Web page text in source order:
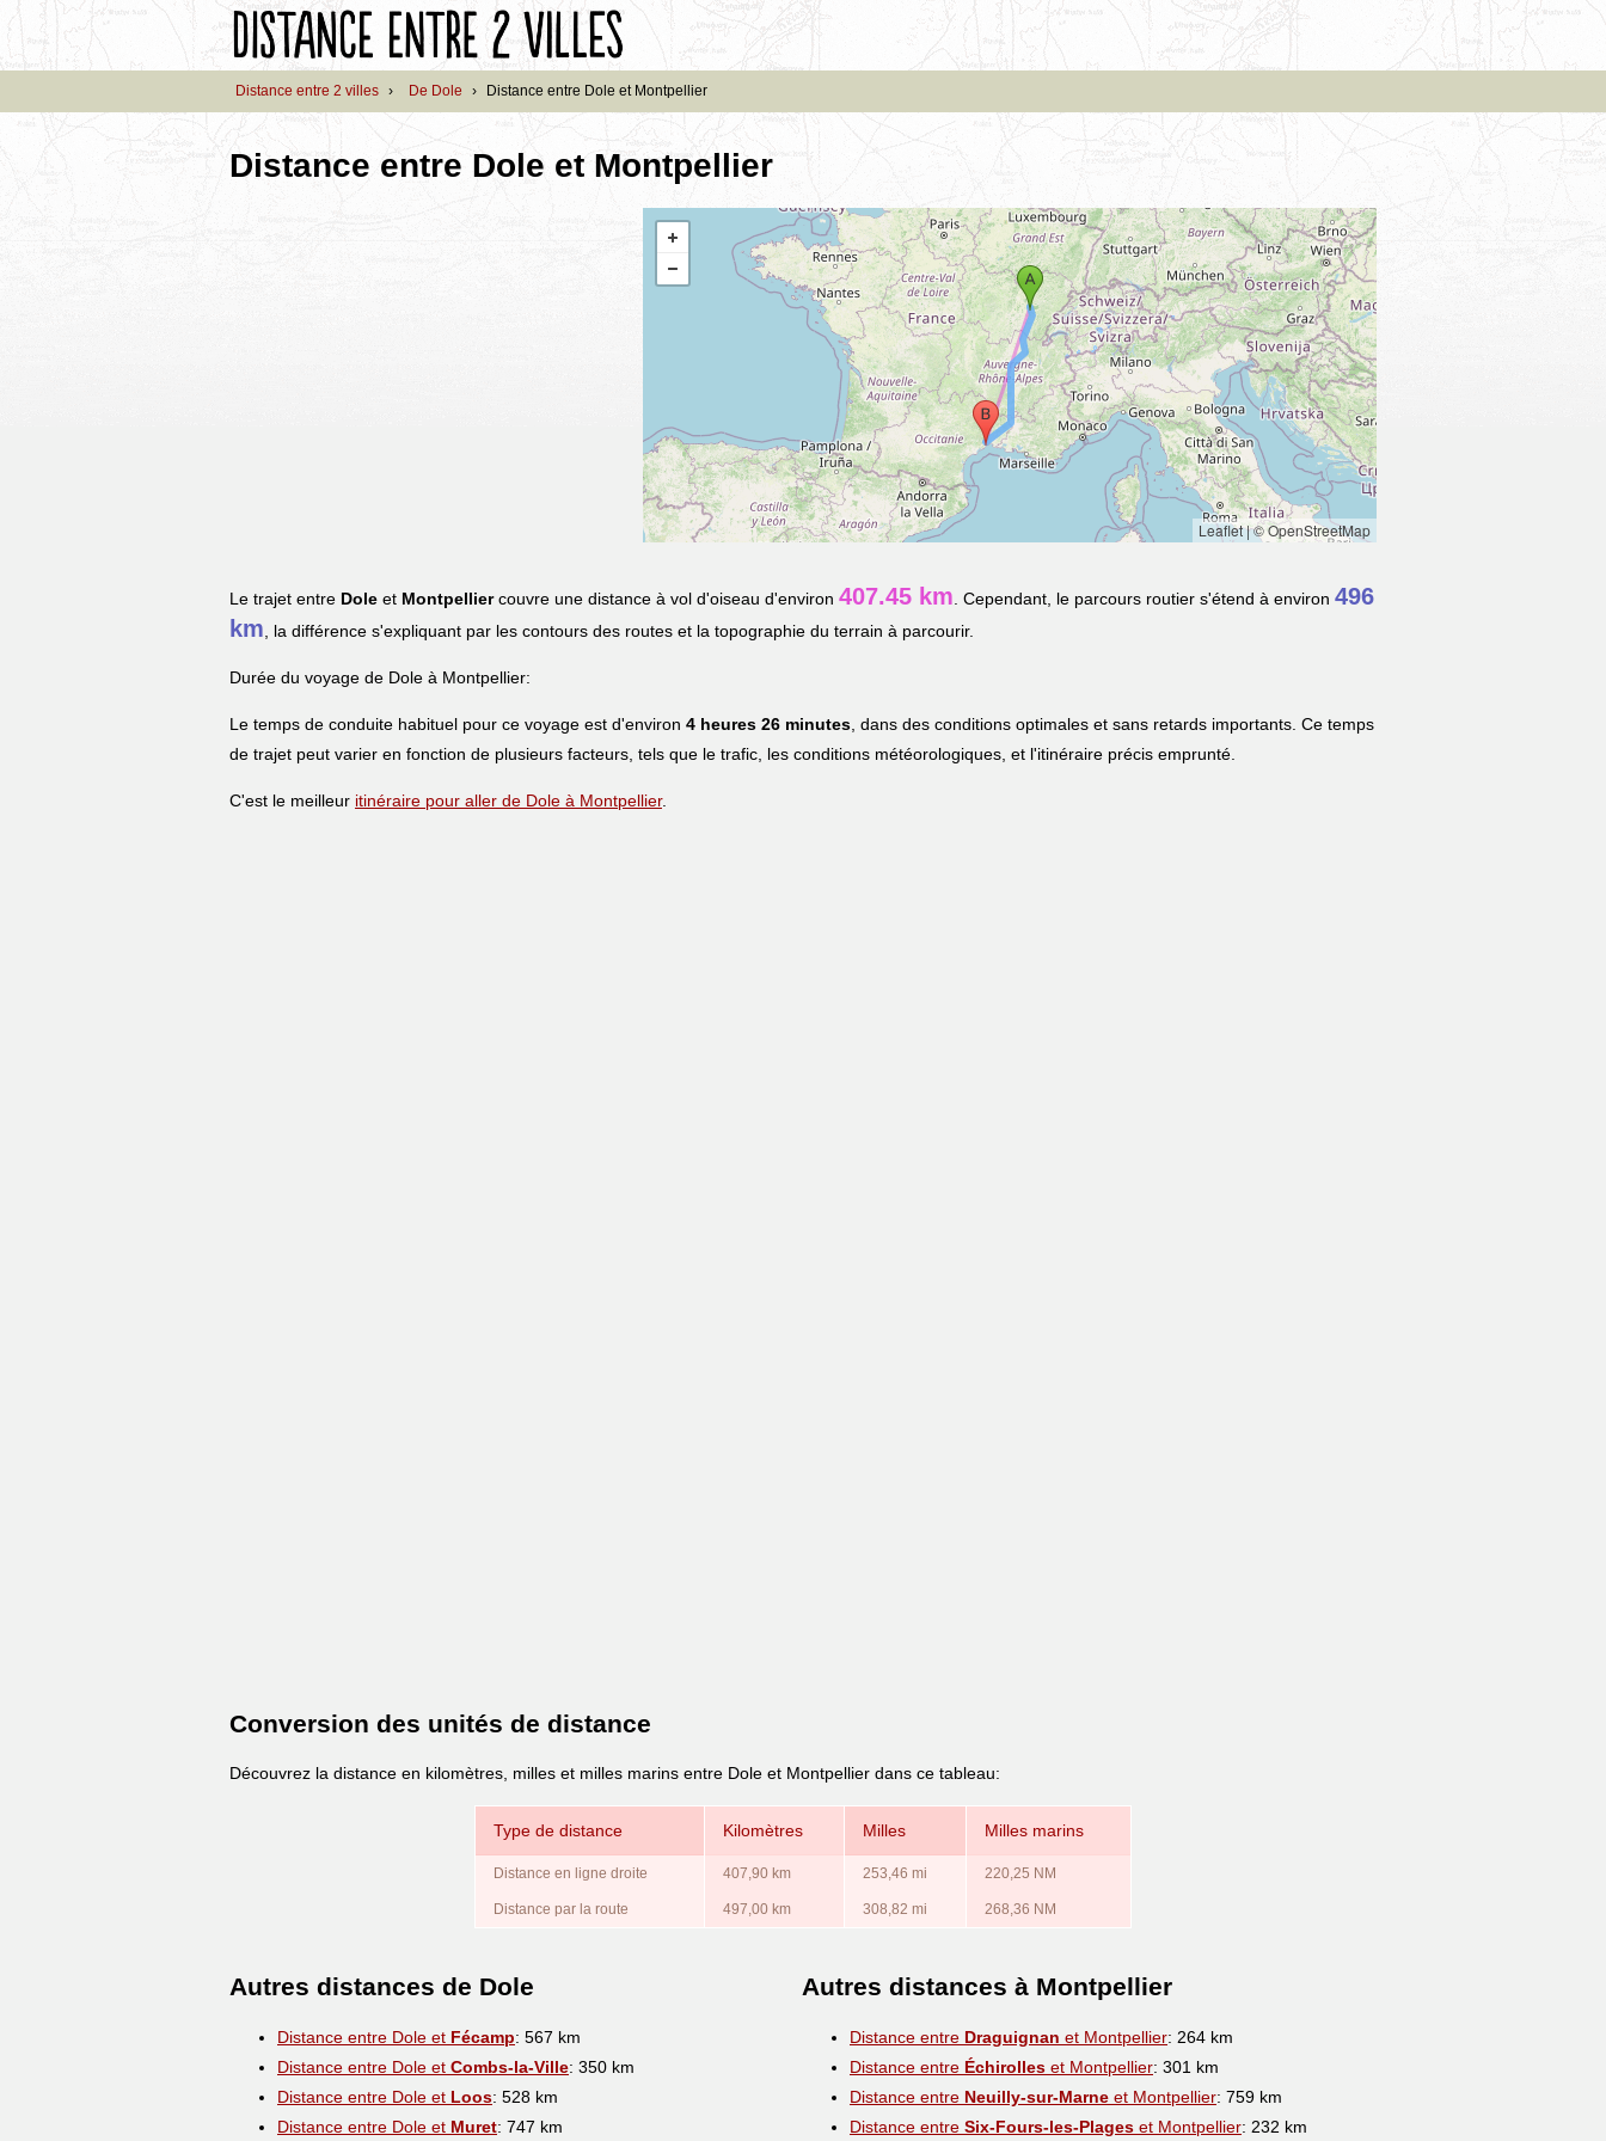
Distance entre 2 villes › De Dole › Distance entre Dole et Montpellier
Distance entre Dole et Montpellier
Leaflet|© OpenStreetMap
Le trajet entre Dole et Montpelliercouvre une distance à vol d'oiseau d'environ 407.45 km . Cependant, le parcours routier s'étend à environ 496
km , la différence s'expliquant par les contours des routes et la topographie du terrain à parcourir.
Durée du voyage de Dole à Montpellier:
Le temps de conduite habituel pour ce voyage est d'environ 4 heures 26 minutes , dans des conditions optimales et sans retards importants. Ce temps
de trajet peut varier en fonction de plusieurs facteurs, tels que le trafic, les conditions météorologiques, et l'itinéraire précis emprunté.
C'est le meilleur itinéraire pour aller de Dole à Montpellier.
Conversion des unités de distance
Découvrez la distance en kilomètres, milles et milles marins entre Dole et Montpellier dans ce tableau:
Type de distance Kilomètres Milles Milles marins
Distance en ligne droite 407,90 km 253,46 mi 220,25 NM
Distance par la route 497,00 km 308,82 mi 268,36 NM
Autres distances de Dole
Distance entre Dole et Fécamp: 567 km
Distance entre Dole et Combs-la-Ville: 350 km
Distance entre Dole et Loos: 528 km
Distance entre Dole et Muret: 747 km
Autres distances à Montpellier
Distance entre Draguignan et Montpellier: 264 km
Distance entre Échirolles et Montpellier: 301 km
Distance entre Neuilly-sur-Marne et Montpellier: 759 km
Distance entre Six-Fours-les-Plages et Montpellier: 232 km